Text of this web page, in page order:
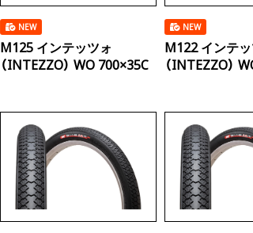
NEW
M125 インテッツォ
（INTEZZO） WO 700×35C
NEW
M122 インテ
（INTEZZO）